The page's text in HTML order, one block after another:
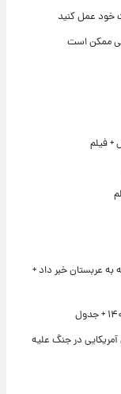
خود عمل کنید
ممکن است
+ فیلم
عربستان خبر داد +
در جنگ علیه